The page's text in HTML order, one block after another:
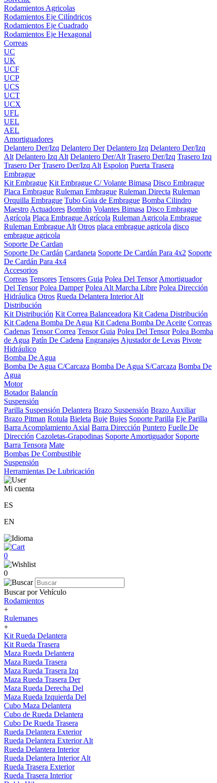
Rodamientos Agricolas
Rodamientos Eje Cilíndricos
Rodamientos Eje Cuadrado
Rodamientos Eje Hexagonal
Correas
UC
UK
UCF
UCP
UCS
UCT
UCX
UFL
UEL
AEL
Amortiguadores
Delantero Der/Izq Delantero Der Delantero Izq Delantero Der/Izq
Alt Delantero Izq Alt Delantero Der/Alt Trasero Der/Izq Trasero Izq
Trasero Der Trasero Der/Izq Alt Espolon Puerta Trasera
Embrague
Kit Embrague Kit Embrague C/ Volante Bimasa Disco Embrague
Placa Embrague Ruleman Embrague Ruleman Directa Ruleman
Orquilla Embrague Tubo Guia de Embrague Bomba Cilindro
Maestro Actuadores Bombin Volantes Bimasa Disco Embrague
Agrícola Placa Embrague Agrícola Ruleman Agricola Embrague
Ruleman Embrague Alt Otros placa embrague agricola disco
embrague agricola
Soporte De Cardan
Soporte De Cardán Cardaneta Soporte De Cardán Para 4x2 Soporte
De Cardán Para 4x4
Accesorios
Correas Tensores Tensores Guia Polea Del Tensor Amortiguador
Del Tensor Polea Damper Polea Alt Marcha Libre Polea Dirección
Hidráulica Otros Rueda Delantera Interior Alt
Distribución
Kit Distribución Kit Correa Balanceadora Kit Cadena Distribución
Kit Cadena Bomba De Agua Kit Cadena Bomba De Aceite Correas
Cadenas Tensor Correa Tensor Guia Polea Del Tensor Polea Bomba
de Agua Patín De Cadena Engranajes Ajustador de Levas Pivote
Hidráulico
Bomba De Agua
Bomba De Agua C/Carcaza Bomba De Agua S/Carcaza Bomba De
Agua
Motor
Botador Balancín
Suspensión
Parilla Suspensión Delantera Brazo Suspensión Brazo Auxiliar
Brazo Pitman Rotula Bieleta Buje Bujes Soporte Parilla Eje Parilla
Barra Acomplamiento Axial Barra Dirección Puntero Fuelle De
Dirección Cazoletas-Grapodinas Soporte Amortiguador Soporte
Barra Tensora Mate
Bombas De Combustible
Suspensión
Herramientas De Lubricación
Mi cuenta
ES
EN
0
0
Buscar por Vehículo
Rodamientos
+
Rulemanes
+
Kit Rueda Delantera
Kit Rueda Trasera
Maza Rueda Delantera
Maza Rueda Trasera
Maza Rueda Trasera Izq
Maza Rueda Trasera Der
Maza Rueda Derecha Del
Maza Rueda Izquierda Del
Cubo Maza Delantera
Cubo de Rueda Delantera
Cubo De Rueda Trasera
Rueda Delantera Exterior
Rueda Delantera Exterior Alt
Rueda Delantera Interior
Rueda Delantera Interior Alt
Rueda Trasera Exterior
Rueda Trasera Interior